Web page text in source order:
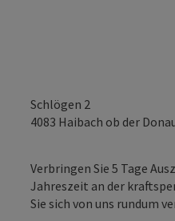
Schlögen 2
4083 Haibach ob der
Verbringen Sie 5 Tage
Jahreszeit an der
Sie sich von uns rundum